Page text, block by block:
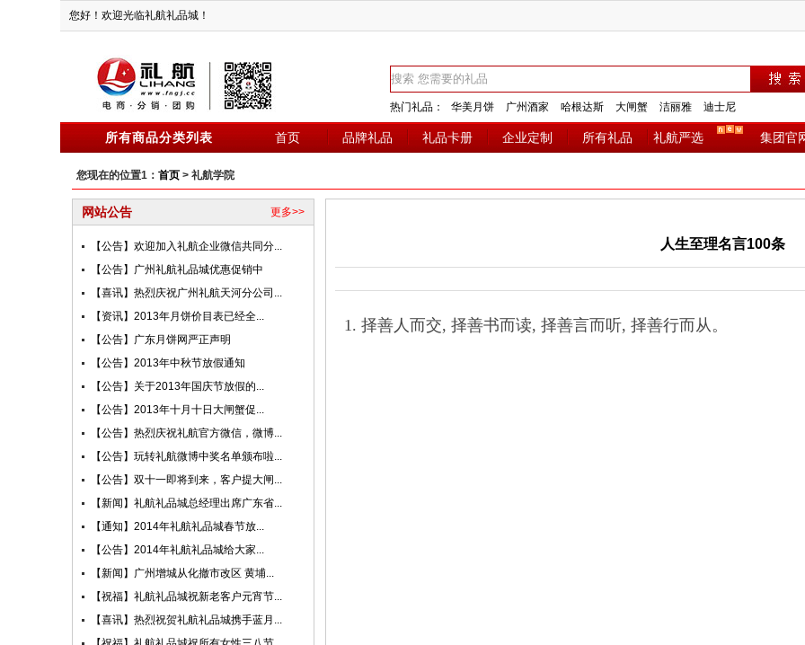
您好！欢迎光临礼航礼品城！
热门礼品： 华美月饼 广州酒家 哈根达斯 大闸蟹 洁丽雅 迪士尼
所有商品分类列表 首页 品牌礼品 礼品卡册 企业定制 所有礼品 礼航严选 集团官
您现在的位置1： 首页 > 礼航学院
更多>>
网站公告
【公告】欢迎加入礼航企业微信共同分...
【公告】广州礼航礼品城优惠促销中
【喜讯】热烈庆祝广州礼航天河分公司...
【资讯】2013年月饼价目表已经全...
【公告】广东月饼网严正声明
【公告】2013年中秋节放假通知
【公告】关于2013年国庆节放假的...
【公告】2013年十月十日大闸蟹促...
【公告】热烈庆祝礼航官方微信，微博...
【公告】玩转礼航微博中奖名单颁布啦...
【公告】双十一即将到来，客户提大闸...
【新闻】礼航礼品城总经理出席广东省...
【通知】2014年礼航礼品城春节放...
【公告】2014年礼航礼品城给大家...
【新闻】广州增城从化撤市改区 黄埔...
【祝福】礼航礼品城祝新老客户元宵节...
【喜讯】热烈祝贺礼航礼品城携手蓝月...
人生至理名言100条
1. 择善人而交, 择善书而读, 择善言而听, 择善行而从。